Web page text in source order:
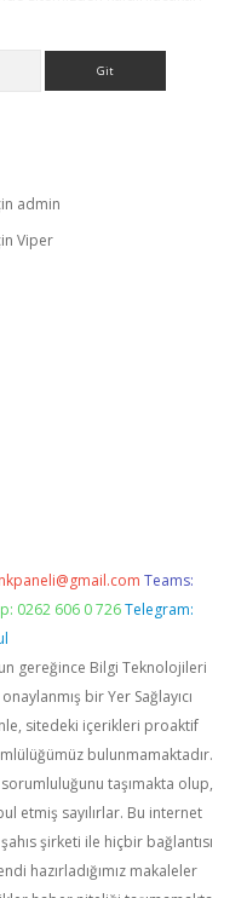
admin
Viper
Teams:
0262 606 0 726 Telegram:
gereğince Bilgi Teknolojileri
bir Yer Sağlayıcı
sitedeki içerikleri proaktif
bulunmamaktadır.
taşımakta olup,
etmiş sayılırlar. Bu internet
şirketi ile hiçbir bağlantısı
hazırladığımız makaleler